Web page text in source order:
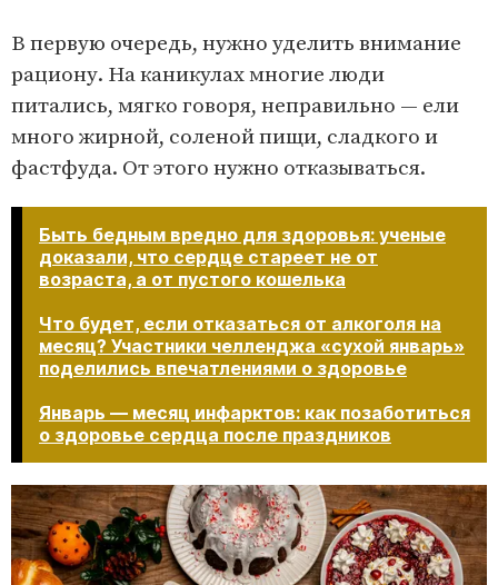
В первую очередь, нужно уделить внимание
рациону. На каникулах многие люди
питались, мягко говоря, неправильно — ели
много жирной, соленой пищи, сладкого и
фастфуда. От этого нужно отказываться.
Быть бедным вредно для здоровья: ученые
доказали, что сердце стареет не от
возраста, а от пустого кошелька
Что будет, если отказаться от алкоголя на
месяц? Участники челленджа «сухой январь»
поделились впечатлениями о здоровье
Январь — месяц инфарктов: как позаботиться
о здоровье сердца после праздников​​​​​​​